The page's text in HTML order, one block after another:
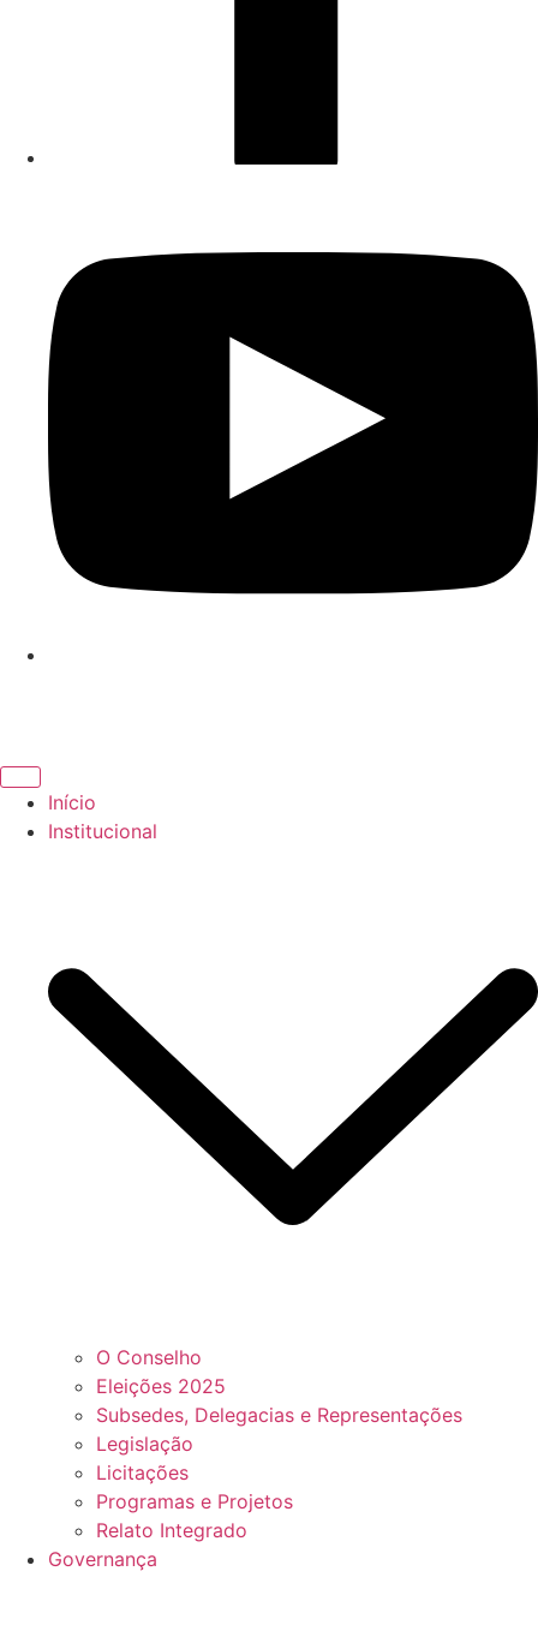
Início
Institucional
O Conselho
Eleições 2025
Subsedes, Delegacias e Representações
Legislação
Licitações
Programas e Projetos
Relato Integrado
Governança